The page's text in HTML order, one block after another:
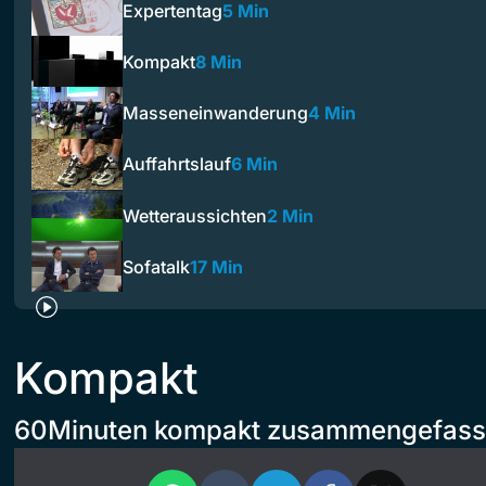
Expertentag5 Min
Kompakt8 Min
Masseneinwanderung4 Min
Auffahrtslauf6 Min
Wetteraussichten2 Min
Sofatalk17 Min
Kompakt
60Minuten kompakt